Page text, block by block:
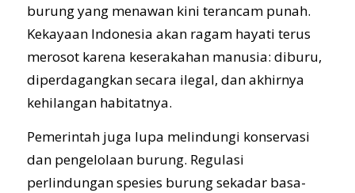
burung yang menawan kini terancam punah.
Kekayaan Indonesia akan ragam hayati terus
merosot karena keserakahan manusia: diburu,
diperdagangkan secara ilegal, dan akhirnya
kehilangan habitatnya.
Pemerintah juga lupa melindungi konservasi
dan pengelolaan burung. Regulasi
perlindungan spesies burung sekadar basa-